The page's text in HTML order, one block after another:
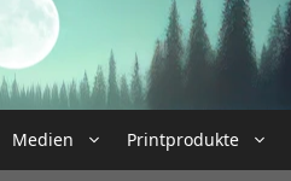
Medien Printprodukte